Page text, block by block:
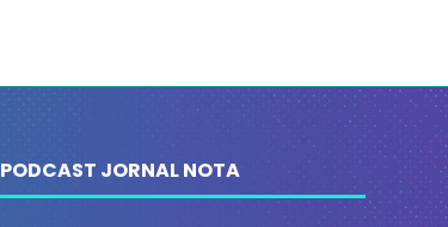
PODCAST JORNAL NOTA